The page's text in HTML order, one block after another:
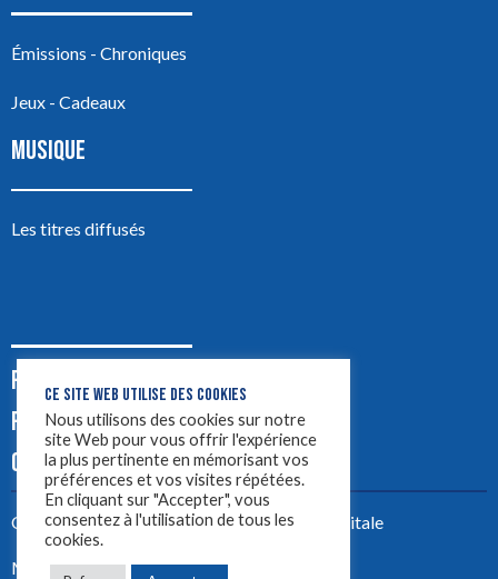
Émissions - Chroniques
Jeux - Cadeaux
MUSIQUE
Les titres diffusés
PODCASTS
PUB
CONTACT
Créez votre site avecYellowtie – Agence Digitale
Mentions légales
CE SITE WEB UTILISE DES COOKIES
Nous utilisons des cookies sur notre
site Web pour vous offrir l'expérience
la plus pertinente en mémorisant vos
préférences et vos visites répétées.
En cliquant sur "Accepter", vous
consentez à l'utilisation de tous les
cookies.